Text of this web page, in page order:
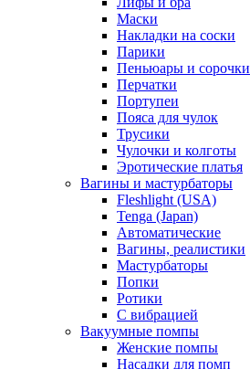
Маски
Накладки на соски
Парики
Пеньюары и сорочки
Перчатки
Портупеи
Пояса для чулок
Трусики
Чулочки и колготы
Эротические платья
Вагины и мастурбаторы
Fleshlight (USA)
Tenga (Japan)
Автоматические
Вагины, реалистики
Мастурбаторы
Попки
Ротики
С вибрацией
Вакуумные помпы
Женские помпы
Насадки для помп